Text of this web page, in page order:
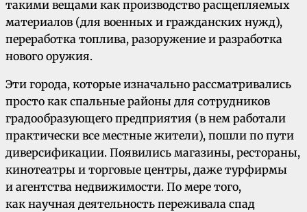
такими вещами как производство расщепляемых
материалов (для военных и гражданских нужд),
переработка топлива, разоружение и разработка
нового оружия.
Эти города, которые изначально рассматривались
просто как спальные районы для сотрудников
градообразующего предприятия (в нем работали
практически все местные жители), пошли по пути
диверсификации. Появились магазины, рестораны,
кинотеатры и торговые центры, даже турфирмы
и агентства недвижимости. По мере того,
как научная деятельность переживала спад